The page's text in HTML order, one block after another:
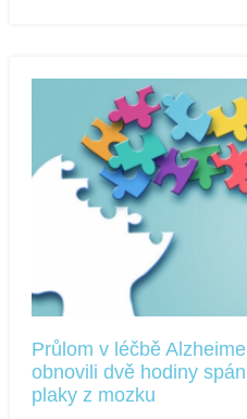
Průlom v léčbě
obnovili dvě hodiny
plaky z mozku